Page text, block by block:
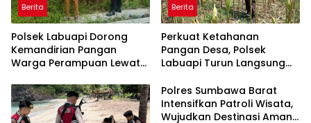
Berita
Polsek Labuapi Dorong
Kemandirian Pangan
Warga Perampuan Lewat
Rumah
Berita
Perkuat Ketahanan
Pangan Desa, Polsek
Labuapi Turun Langsung
Polres Sumbawa Barat
Intensifkan Patroli Wisata,
Wujudkan Destinasi Aman